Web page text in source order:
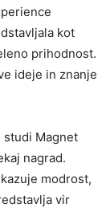
kot
prihodnost.
ideje in znanje
studi Magnet
nagrad.
modrost,
vir